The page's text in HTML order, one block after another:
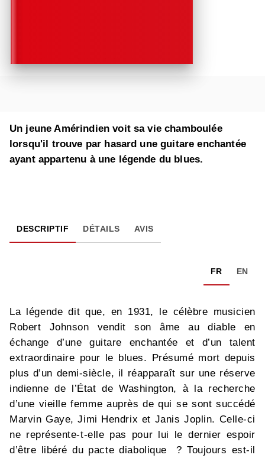
Un jeune Amérindien voit sa vie chamboulée
lorsqu'il trouve par hasard une guitare enchantée
ayant appartenu à une légende du blues.
DESCRIPTIF DÉTAILS AVIS
FR EN
La légende dit que, en 1931, le célèbre musicien
Robert Johnson vendit son âme au diable en
échange d’une guitare enchantée et d’un talent
extraordinaire pour le blues. Présumé mort depuis
plus d’un demi-siècle, il réapparaît sur une réserve
indienne de l’État de Washington, à la recherche
d’une vieille femme auprès de qui se sont succédé
Marvin Gaye, Jimi Hendrix et Janis Joplin. Celle-ci
ne représente-t-elle pas pour lui le dernier espoir
d’être libéré du pacte diabolique ? Toujours est-il